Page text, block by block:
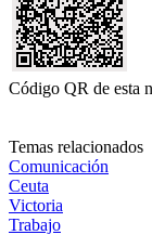
Código QR de esta
Temas relacionados
Comunicación
Ceuta
Victoria
Trabajo